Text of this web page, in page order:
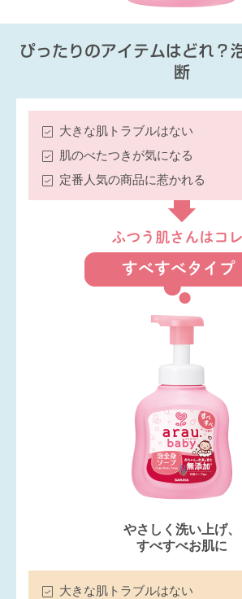
ぴったりのアイテムはどれ？
断
大きな肌トラブルはない
肌のべたつきが気になる
定番人気の商品に惹かれる
やさしく洗い上げ、
すべすべお肌に
大きな肌トラブルはない